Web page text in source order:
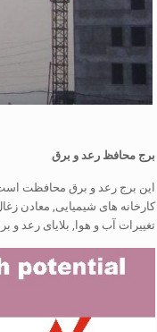
برج محافظ رعد و برق
این برج رعد و برق محافظت
کارخانه های شیمیایی, معادن
تغییرات آب و هوا, بلایای رعد و